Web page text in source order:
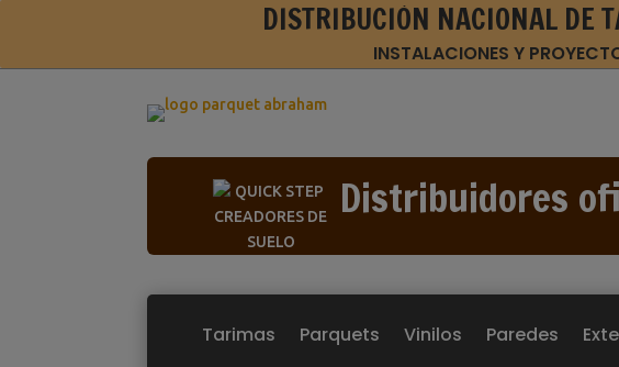
DISTRIBUCIÓN NACIONAL DE
INSTALACIONES Y
Distribuidores
Tarimas Parquets Vinilos Paredes